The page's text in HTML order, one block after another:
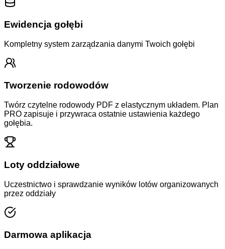
Ewidencja gołębi
Kompletny system zarządzania danymi Twoich gołębi
Tworzenie rodowodów
Twórz czytelne rodowody PDF z elastycznym układem. Plan
PRO zapisuje i przywraca ostatnie ustawienia każdego
gołębia.
Loty oddziałowe
Uczestnictwo i sprawdzanie wyników lotów organizowanych
przez oddziały
Darmowa aplikacja